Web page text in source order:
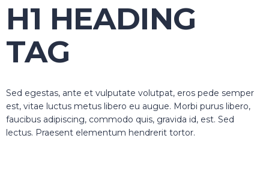
H1 HEADING
TAG
Sed egestas, ante et vulputate volutpat, eros pede semper
est, vitae luctus metus libero eu augue. Morbi purus libero,
faucibus adipiscing, commodo quis, gravida id, est. Sed
lectus. Praesent elementum hendrerit tortor.